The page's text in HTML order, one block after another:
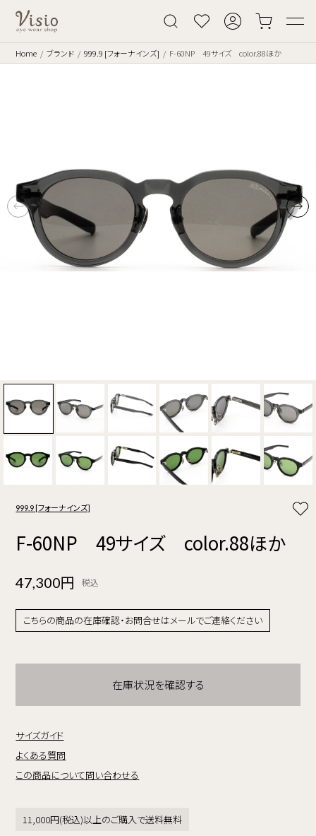
Home ブランド 999.9 [フォーナインズ] F-60NP 49サイズ color.88ほか
999.9 [フォーナインズ]
F-60NP 49サイズ color.88ほか
47,300円 税込
こちらの商品の在庫確認・お問合せはメールでご連絡ください
在庫状況を確認する
サイズガイド
よくある質問
この商品について問い合わせる
11,000円(税込)以上のご購入で送料無料